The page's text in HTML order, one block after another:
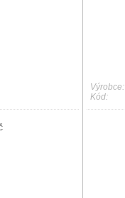
Výrobce:
Kód: